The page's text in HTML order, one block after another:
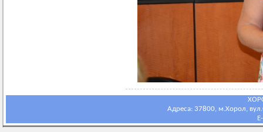
Адреса: 37800, м.Хорол,